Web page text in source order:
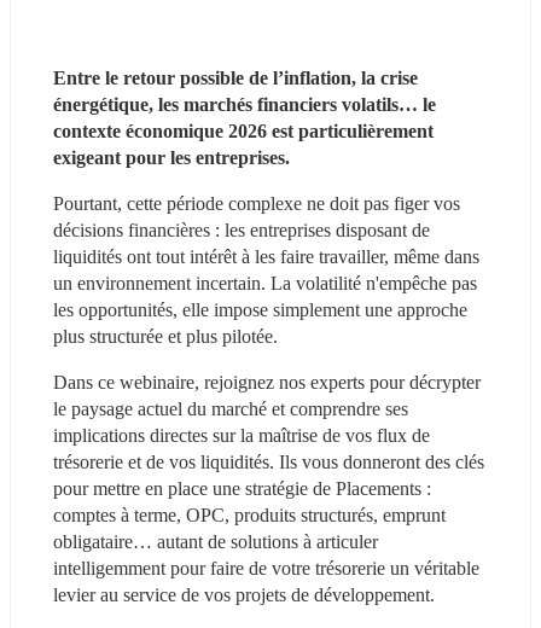
Entre le retour possible de l’inflation, la crise
énergétique, les marchés financiers volatils… le
contexte économique 2026 est particulièrement
exigeant pour les entreprises.
Pourtant, cette période complexe ne doit pas figer vos
décisions financières : les entreprises disposant de
liquidités ont tout intérêt à les faire travailler, même dans
un environnement incertain. La volatilité n'empêche pas
les opportunités, elle impose simplement une approche
plus structurée et plus pilotée.
Dans ce webinaire, rejoignez nos experts pour décrypter
le paysage actuel du marché et comprendre ses
implications directes sur la maîtrise de vos flux de
trésorerie et de vos liquidités. Ils vous donneront des clés
pour mettre en place une stratégie de Placements :
comptes à terme, OPC, produits structurés, emprunt
obligataire… autant de solutions à articuler
intelligemment pour faire de votre trésorerie un véritable
levier au service de vos projets de développement.